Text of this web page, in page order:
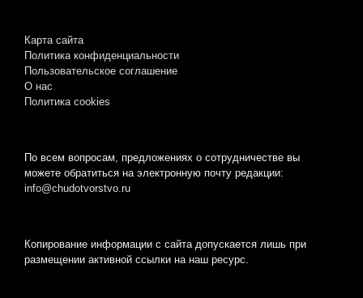
Карта сайта
Политика конфиденциальности
Пользовательское соглашение
О нас
Пoлитикa cookies
По всем вопросам, предложениях о сотрудничестве вы
можете обратиться на электронную почту редакции:
info@chudotvorstvo.ru
Копирование информации с сайта допускается лишь при
размещении активной ссылки на наш ресурс.